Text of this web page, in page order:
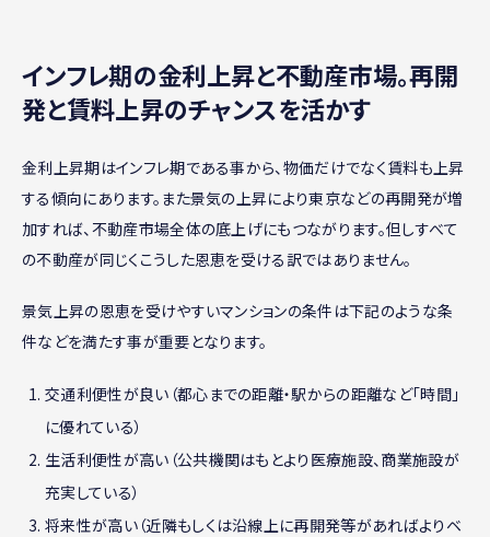
インフレ期の金利上昇と不動産市場。再開
発と賃料上昇のチャンスを活かす
金利上昇期はインフレ期である事から、物価だけでなく賃料も上昇
する傾向にあります。また景気の上昇により東京などの再開発が増
加すれば、不動産市場全体の底上げにもつながります。但しすべて
の不動産が同じくこうした恩恵を受ける訳ではありません。
景気上昇の恩恵を受けやすいマンションの条件は下記のような条
件などを満たす事が重要となります。
交通利便性が良い（都心までの距離・駅からの距離など「時間」
に優れている）
生活利便性が高い（公共機関はもとより医療施設、商業施設が
充実している）
将来性が高い（近隣もしくは沿線上に再開発等があればよりベ